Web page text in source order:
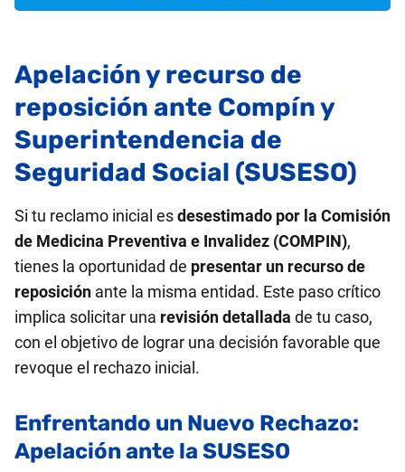
Apelación y recurso de
reposición ante Compín y
Superintendencia de
Seguridad Social (SUSESO)
Si tu reclamo inicial esdesestimado por la Comisión
de Medicina Preventiva e Invalidez (COMPIN),
tienes la oportunidad de presentar un recurso de
reposición ante la misma entidad. Este paso crítico
implica solicitar una revisión detallada de tu caso,
con el objetivo de lograr una decisión favorable que
revoque el rechazo inicial.
Enfrentando un Nuevo Rechazo:
Apelación ante la SUSESO